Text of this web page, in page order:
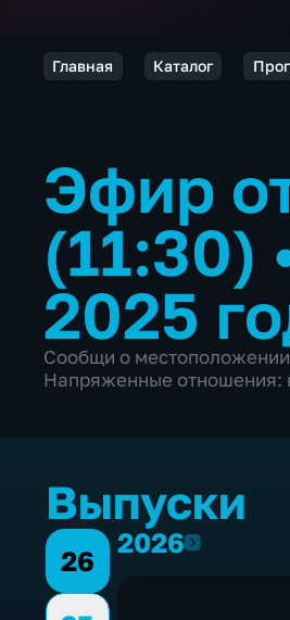
Главная Каталог
Эфир
(11:30)
2025
Сообщи о
Напряженные отношения:
Выпуски
26
20262026